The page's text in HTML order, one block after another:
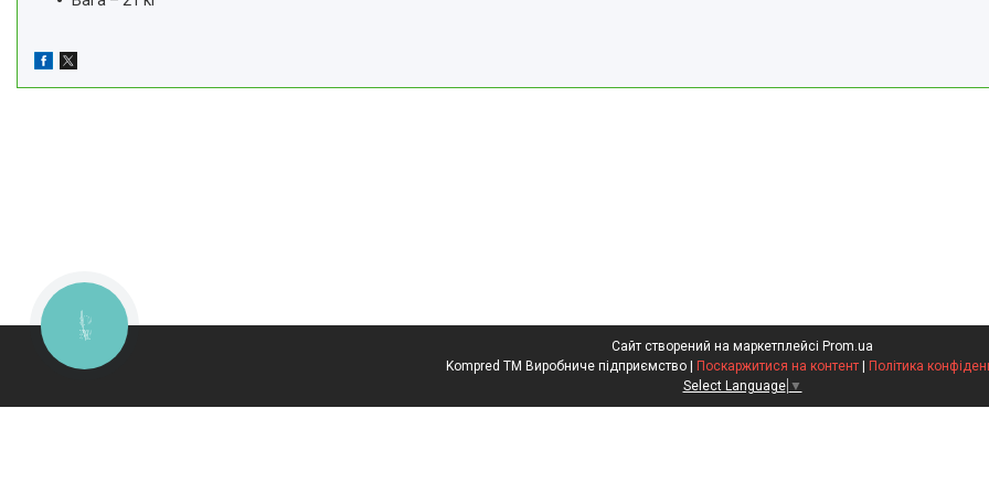
Сайт створений на маркетплейсі Prom.ua
Kompred TM Виробниче підприємство | Поскаржитися на контент | Політика
Select Language ▼
КНОПКА
ЗВ'ЯЗКУ